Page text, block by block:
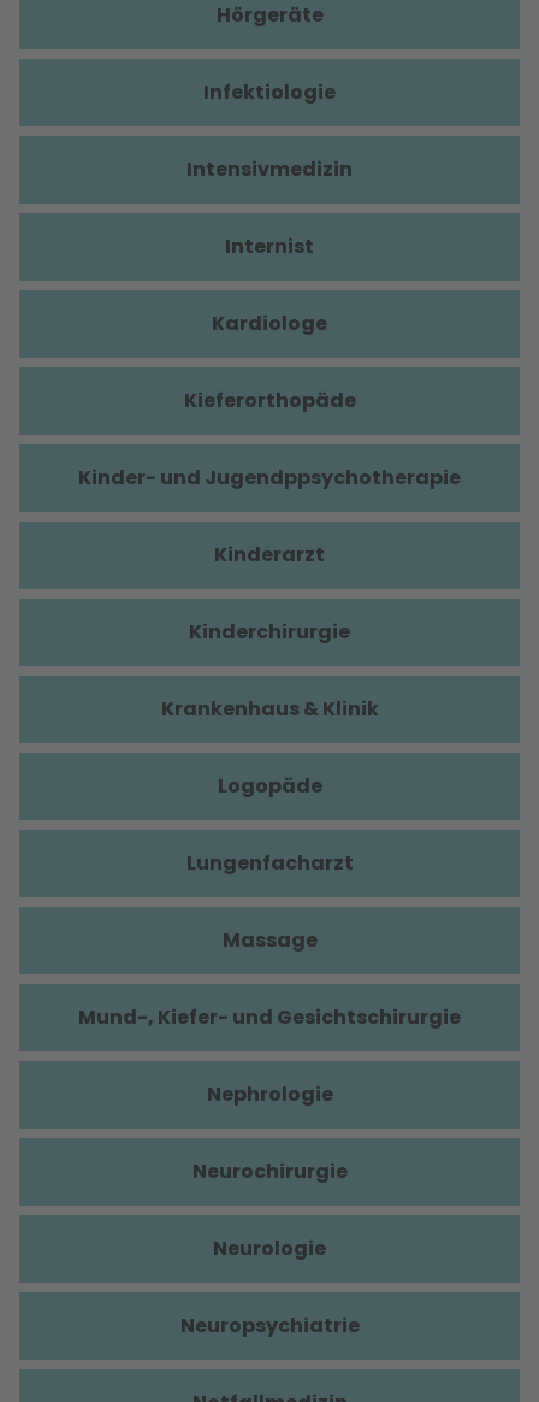
Hörgeräte
Infektiologie
Intensivmedizin
Internist
Kardiologe
Kieferorthopäde
Kinder- und Jugendppsychotherapie
Kinderarzt
Kinderchirurgie
Krankenhaus & Klinik
Logopäde
Lungenfacharzt
Massage
Mund-, Kiefer- und Gesichtschirurgie
Nephrologie
Neurochirurgie
Neurologie
Neuropsychiatrie